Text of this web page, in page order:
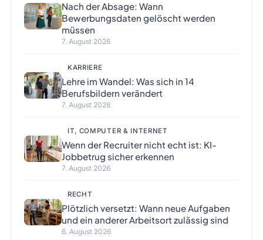
Nach der Absage: Wann
Bewerbungsdaten gelöscht werden
müssen
7. August 2026
KARRIERE
Lehre im Wandel: Was sich in 14
Berufsbildern verändert
7. August 2026
IT, COMPUTER & INTERNET
Wenn der Recruiter nicht echt ist: KI-
Jobbetrug sicher erkennen
7. August 2026
RECHT
Plötzlich versetzt: Wann neue Aufgaben
und ein anderer Arbeitsort zulässig sind
6. August 2026